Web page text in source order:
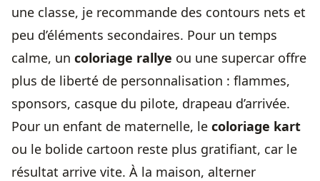
une classe, je recommande des contours nets et
peu d’éléments secondaires. Pour un temps
calme, un coloriage rallye ou une supercar offre
plus de liberté de personnalisation : flammes,
sponsors, casque du pilote, drapeau d’arrivée.
Pour un enfant de maternelle, le coloriage kart
ou le bolide cartoon reste plus gratifiant, car le
résultat arrive vite. À la maison, alterner